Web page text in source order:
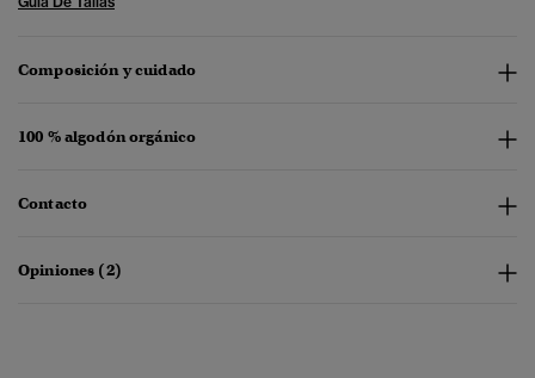
Composición y cuidado
100 % algodón orgánico
Contacto
Opiniones (2)